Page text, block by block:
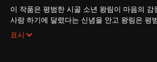
이 작품은 평범한 시골 소년 왕림이 마음의
사람 하기에 달렸다는 신념을 안고 왕림은 평
으로 수진계에 이름을 날린다.
표시